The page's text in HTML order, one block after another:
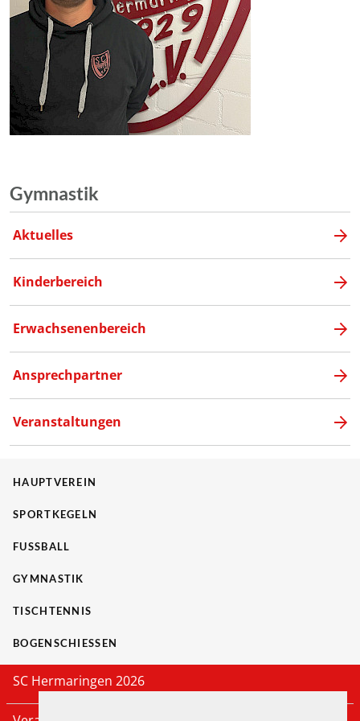
Gymnastik
Aktuelles
Kinderbereich
Erwachsenenbereich
Ansprechpartner
Veranstaltungen
HAUPTVEREIN
SPORTKEGELN
FUSSBALL
GYMNASTIK
TISCHTENNIS
BOGENSCHIESSEN
SC Hermaringen 2026